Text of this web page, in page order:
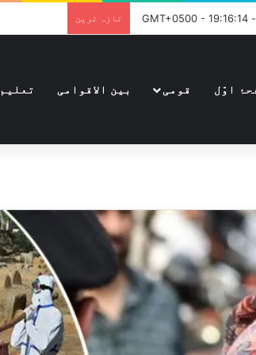
تازہ ترین
اوّل قومی بین الاقوامی تعلیم